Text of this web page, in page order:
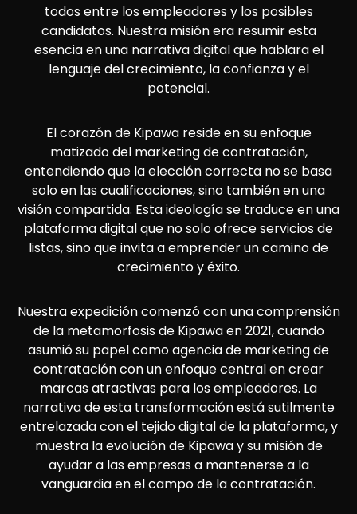
todos entre los empleadores y los posibles
candidatos. Nuestra misión era resumir esta
esencia en una narrativa digital que hablara el
lenguaje del crecimiento, la confianza y el
potencial.
El corazón de Kipawa reside en su enfoque
matizado del marketing de contratación,
entendiendo que la elección correcta no se basa
solo en las cualificaciones, sino también en una
visión compartida. Esta ideología se traduce en una
plataforma digital que no solo ofrece servicios de
listas, sino que invita a emprender un camino de
crecimiento y éxito.
Nuestra expedición comenzó con una comprensión
de la metamorfosis de Kipawa en 2021, cuando
asumió su papel como agencia de marketing de
contratación con un enfoque central en crear
marcas atractivas para los empleadores. La
narrativa de esta transformación está sutilmente
entrelazada con el tejido digital de la plataforma, y
muestra la evolución de Kipawa y su misión de
ayudar a las empresas a mantenerse a la
vanguardia en el campo de la contratación.